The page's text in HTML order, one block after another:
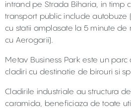
intrand pe Strada Biharia, in timp
transport public include autobuze
cu statii amplasate la 5 minute de
cu Aerogarii).
Metav Business Park este un
cladiri cu destinatie de birouri si
Cladirile industriale au structura
caramida, beneficiaza de toate